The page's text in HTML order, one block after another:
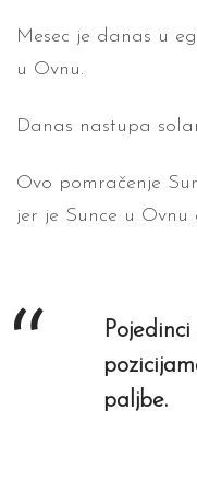
Mesec je danas u
u Ovnu.
Danas nastupa
Ovo pomračenje
jer je Sunce u Ovnu
paljbe.